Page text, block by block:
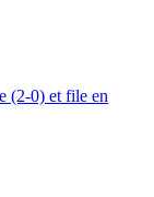
(2-0) et file en